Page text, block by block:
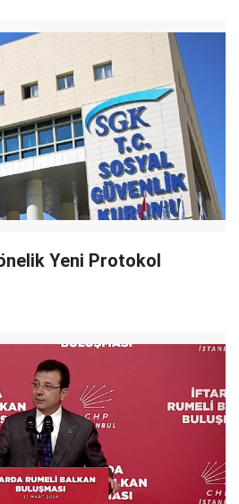
Yeni Protokol